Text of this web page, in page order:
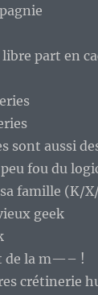
part en
sont aussi
fou du
famille (K/
geek
de la m—– !
crétinerie